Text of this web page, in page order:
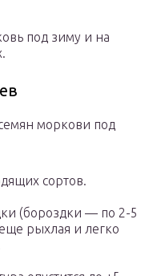
под зиму и на
моркови под
сортов.
(бороздки — по 2-5
рыхлая и легко